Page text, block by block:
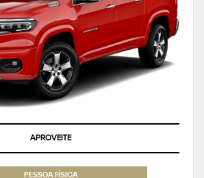
APROVEITE
PESSOA FÍSICA